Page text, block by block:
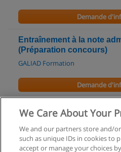
Demande
Entraînement à la note
(Préparation concours)
GALIAD Formation
Demande
Master in Digital
Demande
We Care About Your
We and our partners store and/
such as unique IDs in cookies to
accept or manage your choices